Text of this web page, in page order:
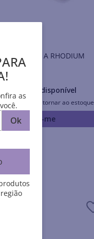
BANHADO A RHODIUM
,00
Produto Indisponível
me quando retornar ao estoque
Avise-me
as
Ok